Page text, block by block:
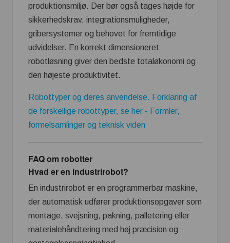
produktionsmiljø. Der bør også tages højde for
sikkerhedskrav, integrationsmuligheder,
gribersystemer og behovet for fremtidige
udvidelser. En korrekt dimensioneret
robotløsning giver den bedste totaløkonomi og
den højeste produktivitet.
Robottyper og deres anvendelse. Forklaring af
de forskellige robottyper, se her - Formler,
formelsamlinger og teknisk viden
FAQ om robotter
Hvad er en industrirobot?
En industrirobot er en programmerbar maskine,
der automatisk udfører produktionsopgaver som
montage, svejsning, pakning, palletering eller
materialehåndtering med høj præcision og